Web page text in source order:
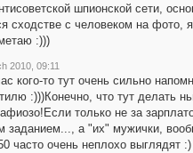
шпионской сети,
сходстве с человеком на фото,
:)))
2010, 09:11
кого-то тут очень сильно
:)))Конечно, что тут делать
только не за
заданием..., а "их" мужички,
часто очень неплохо выглядят